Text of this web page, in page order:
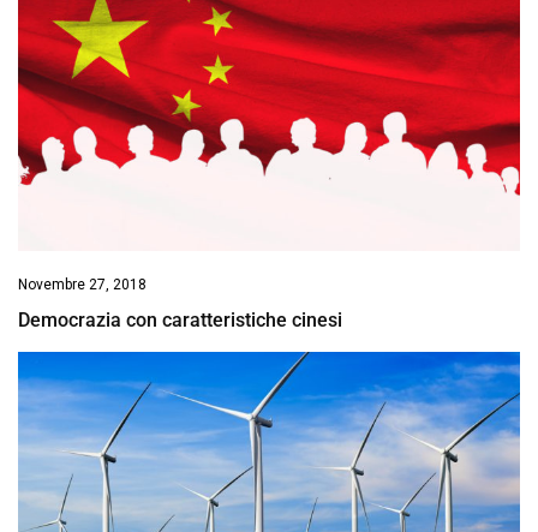
Novembre 27, 2018
Democrazia con caratteristiche cinesi